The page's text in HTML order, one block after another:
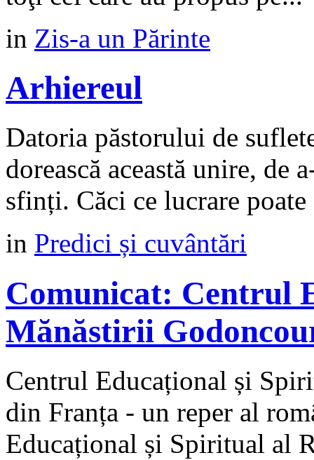
in Zis-a un Părinte
Arhiereul
Datoria păstorului de
dorească această unire, de
sfinți. Căci ce lucrare
in Predici și cuvântări
Comunicat: Centrul
Mănăstirii
Centrul Educațional și
din Franța - un reper al
Educațional și Spiritual al